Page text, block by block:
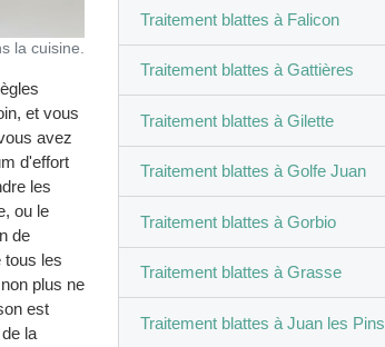
la cuisine.
et vous
avez
d'effort
les
ou le
de
tous les
plus ne
est
la
Traitement blattes à Falicon
Traitement blattes à Gattières
Traitement blattes à Gilette
Traitement blattes à Golfe Juan
Traitement blattes à Gorbio
Traitement blattes à Grasse
Traitement blattes à Juan les Pins